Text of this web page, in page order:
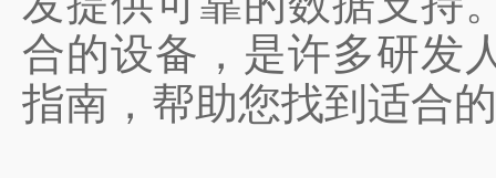
合的设备，是许多研发
指南，帮助您找到适合